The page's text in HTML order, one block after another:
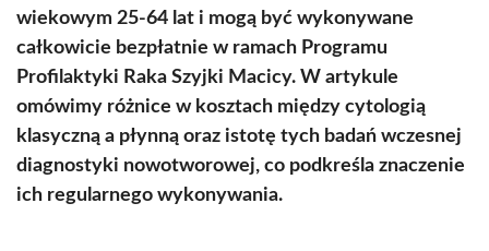
wiekowym 25-64 lat i mogą być wykonywane
całkowicie bezpłatnie w ramach Programu
Profilaktyki Raka Szyjki Macicy. W artykule
omówimy różnice w kosztach między cytologią
klasyczną a płynną oraz istotę tych badań wczesnej
diagnostyki nowotworowej, co podkreśla znaczenie
ich regularnego wykonywania.